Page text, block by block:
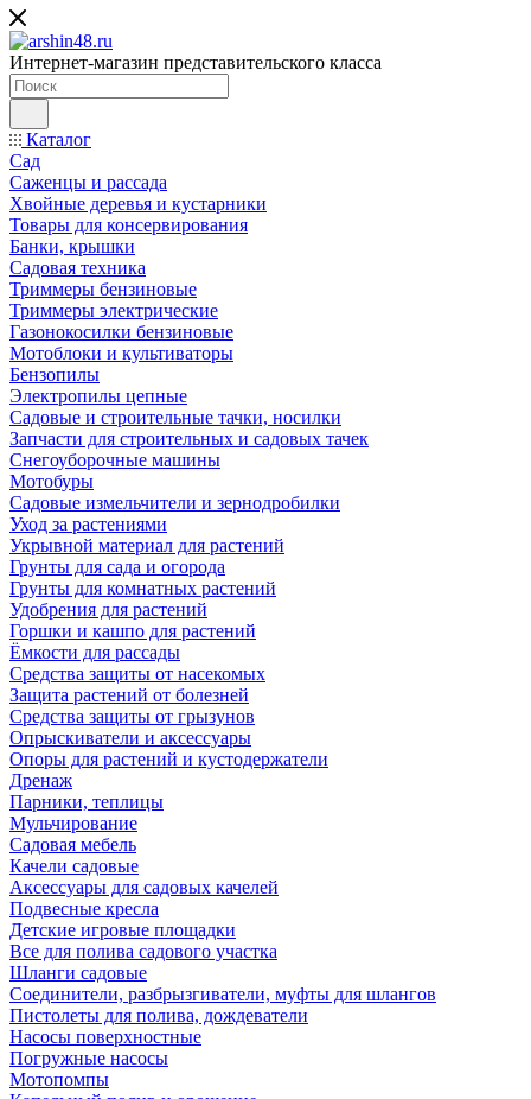
Интернет-магазин представительского класса
Каталог
Сад
Саженцы и рассада
Хвойные деревья и кустарники
Товары для консервирования
Банки, крышки
Садовая техника
Триммеры бензиновые
Триммеры электрические
Газонокосилки бензиновые
Мотоблоки и культиваторы
Бензопилы
Электропилы цепные
Садовые и строительные тачки, носилки
Запчасти для строительных и садовых тачек
Снегоуборочные машины
Мотобуры
Садовые измельчители и зернодробилки
Уход за растениями
Укрывной материал для растений
Грунты для сада и огорода
Грунты для комнатных растений
Удобрения для растений
Горшки и кашпо для растений
Ёмкости для рассады
Средства защиты от насекомых
Защита растений от болезней
Средства защиты от грызунов
Опрыскиватели и аксессуары
Опоры для растений и кустодержатели
Дренаж
Парники, теплицы
Мульчирование
Садовая мебель
Качели садовые
Аксессуары для садовых качелей
Подвесные кресла
Детские игровые площадки
Все для полива садового участка
Шланги садовые
Соединители, разбрызгиватели, муфты для шлангов
Пистолеты для полива, дождеватели
Насосы поверхностные
Погружные насосы
Мотопомпы